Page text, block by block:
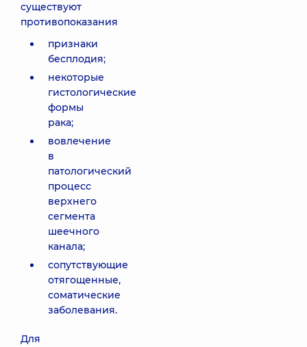
существуют
противопоказания
признаки
бесплодия;
некоторые
гистологические
формы
рака;
вовлечение
в
патологический
процесс
верхнего
сегмента
шеечного
канала;
сопутствующие
отягощенные,
соматические
заболевания.
Для